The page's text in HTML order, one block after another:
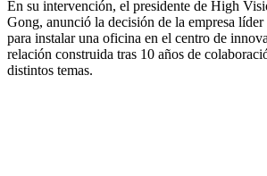
En su intervención, el presidente de High
Gong, anunció la decisión de la empresa
para instalar una oficina en el centro de
relación construida tras 10 años de
distintos temas.